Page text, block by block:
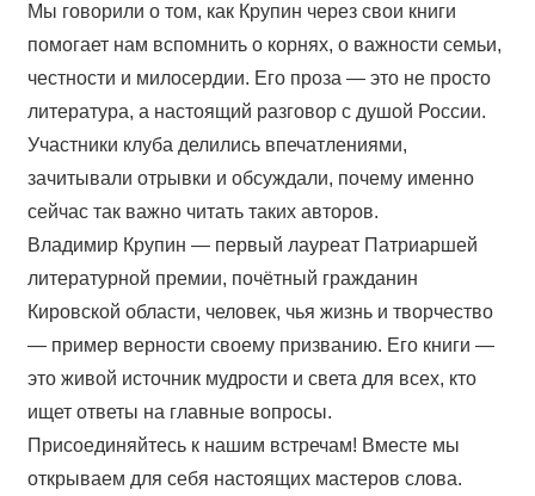
Мы говорили о том, как Крупин через свои книги
помогает нам вспомнить о корнях, о важности семьи,
честности и милосердии. Его проза — это не просто
литература, а настоящий разговор с душой России.
Участники клуба делились впечатлениями,
зачитывали отрывки и обсуждали, почему именно
сейчас так важно читать таких авторов.
Владимир Крупин — первый лауреат Патриаршей
литературной премии, почётный гражданин
Кировской области, человек, чья жизнь и творчество
— пример верности своему призванию. Его книги —
это живой источник мудрости и света для всех, кто
ищет ответы на главные вопросы.
Присоединяйтесь к нашим встречам! Вместе мы
открываем для себя настоящих мастеров слова.